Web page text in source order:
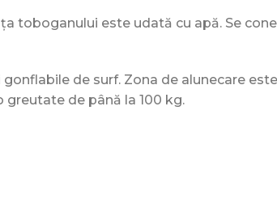
toboganului este udată cu apă. Se
de surf. Zona de alunecare
de până la 100 kg.